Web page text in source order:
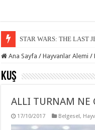
STAR WARS: THE LAST
Ana Sayfa / Hayvanlar Alemi /
Kuş
ALLI TURNAM NE
17/10/2017 Belgesel,